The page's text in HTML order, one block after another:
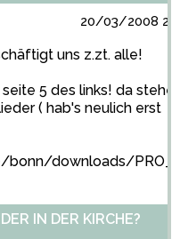
20/03/2008
uns z.zt. alle!
5 des links! da
( hab's neulich erst
bonn/downloads/
IN DER KIRCHE?